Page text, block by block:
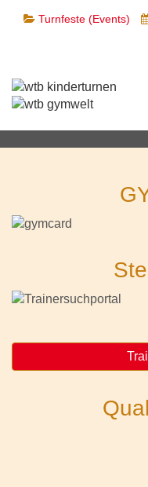
Turnfeste (Events)